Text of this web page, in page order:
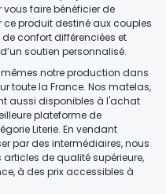
faire bénéficier de
ce produit destiné aux couples
confort différenciées et
soutien personnalisé.
notre production dans
toute la France. Nos matelas,
aussi disponibles à l'achat
plateforme de
Literie. En vendant
par des intermédiaires, nous
de qualité supérieure,
à des prix accessibles à